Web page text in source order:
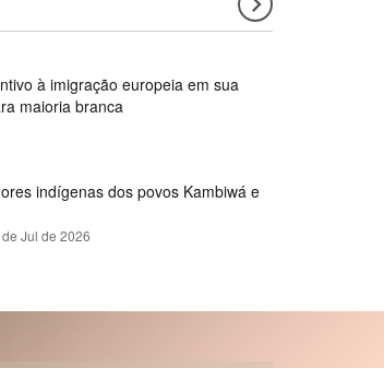
à imigração europeia em sua
maioria branca
indígenas dos povos Kambiwá e
Jul de 2026